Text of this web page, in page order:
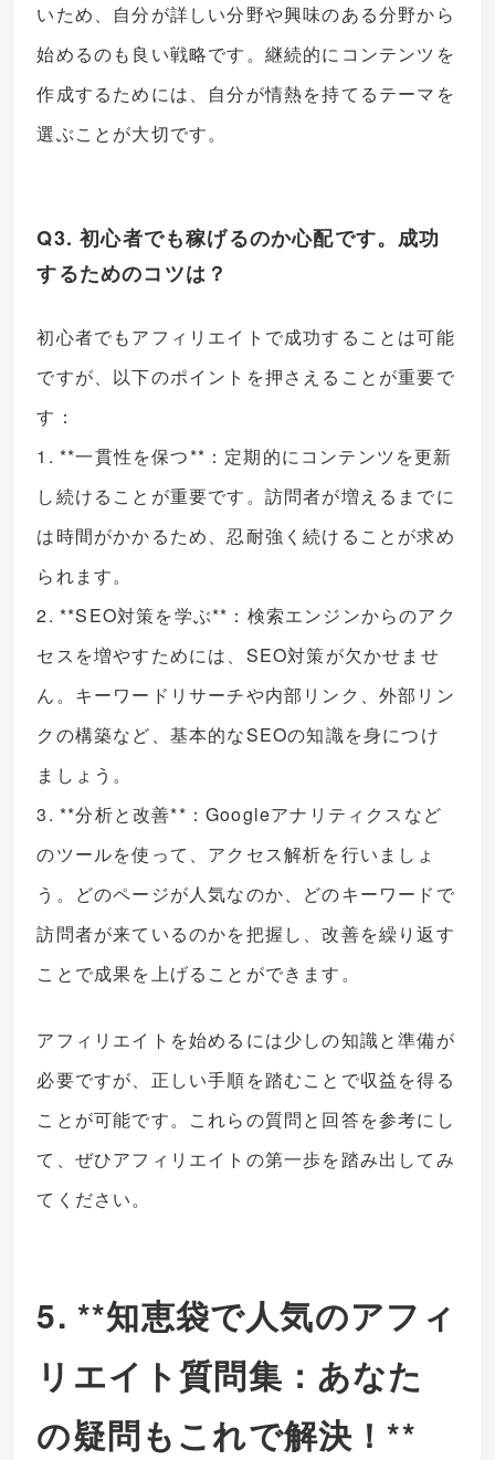
いため、自分が詳しい分野や興味のある分野から
始めるのも良い戦略です。継続的にコンテンツを
作成するためには、自分が情熱を持てるテーマを
選ぶことが大切です。
Q3. 初心者でも稼げるのか心配です。成功
するためのコツは？
初心者でもアフィリエイトで成功することは可能
ですが、以下のポイントを押さえることが重要で
す：
1. **一貫性を保つ**：定期的にコンテンツを更新
し続けることが重要です。訪問者が増えるまでに
は時間がかかるため、忍耐強く続けることが求め
られます。
2. **SEO対策を学ぶ**：検索エンジンからのアク
セスを増やすためには、SEO対策が欠かせませ
ん。キーワードリサーチや内部リンク、外部リン
クの構築など、基本的なSEOの知識を身につけ
ましょう。
3. **分析と改善**：Googleアナリティクスなど
のツールを使って、アクセス解析を行いましょ
う。どのページが人気なのか、どのキーワードで
訪問者が来ているのかを把握し、改善を繰り返す
ことで成果を上げることができます。
アフィリエイトを始めるには少しの知識と準備が
必要ですが、正しい手順を踏むことで収益を得る
ことが可能です。これらの質問と回答を参考にし
て、ぜひアフィリエイトの第一歩を踏み出してみ
てください。
5. **知恵袋で人気のアフィ
リエイト質問集：あなた
の疑問もこれで解決！**